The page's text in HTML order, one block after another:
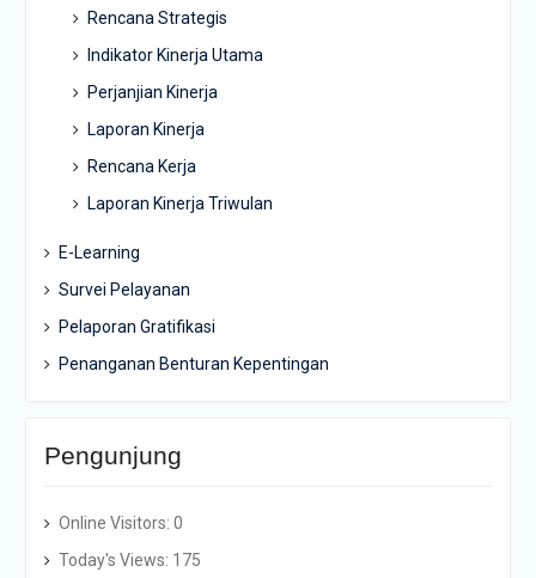
Rencana Strategis
Indikator Kinerja Utama
Perjanjian Kinerja
Laporan Kinerja
Rencana Kerja
Laporan Kinerja Triwulan
E-Learning
Survei Pelayanan
Pelaporan Gratifikasi
Penanganan Benturan Kepentingan
Pengunjung
Online Visitors: 0
Today's Views: 175